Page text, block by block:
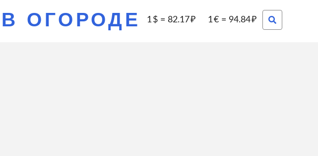
ОГОРОДЕ 1 = 82.17 1 = 94.84